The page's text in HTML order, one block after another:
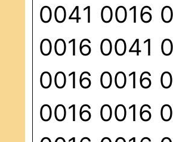
0041 0016
0016 0041
0016 0016
0016 0016